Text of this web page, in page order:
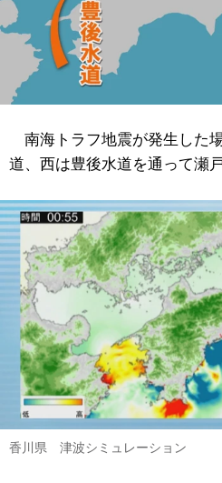
南海トラフ地震が発生した
道、西は豊後水道を通って瀬
香川県 津波シミュレーション